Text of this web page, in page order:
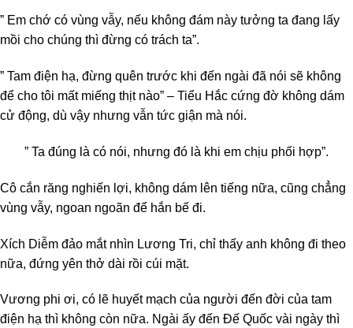
” Em chớ có vùng vẫy, nếu không đám này tưởng ta đang lấy
mồi cho chúng thì đừng có trách ta”.
” Tam điện hạ, đừng quên trước khi đến ngài đã nói sẽ không
để cho tôi mất miếng thịt nào” – Tiểu Hắc cứng đờ không dám
cử động, dù vậy nhưng vẫn tức giận mà nói.
” Ta đúng là có nói, nhưng đó là khi em chịu phối hợp”.
Cô cắn răng nghiến lợi, không dám lên tiếng nữa, cũng chẳng
vùng vẫy, ngoan ngoãn để hắn bế đi.
Xích Diễm đảo mắt nhìn Lương Tri, chỉ thấy anh không đi theo
nữa, đứng yên thở dài rồi cúi mặt.
Vương phi ơi, có lẽ huyết mạch của người đến đời của tam
điện hạ thì không còn nữa. Ngài ấy đến Đế Quốc vài ngày thì